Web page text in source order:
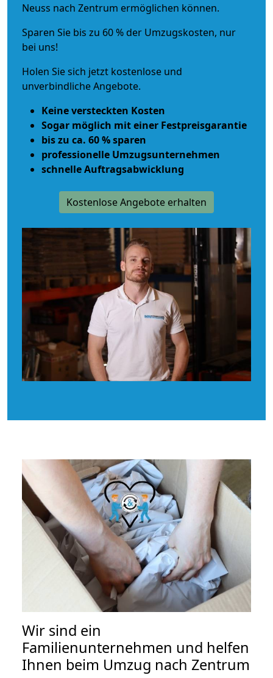
Neuss nach Zentrum ermöglichen können.
Sparen Sie bis zu 60 % der Umzugskosten, nur
bei uns!
Holen Sie sich jetzt kostenlose und
unverbindliche Angebote.
Keine versteckten Kosten
Sogar möglich mit einer Festpreisgarantie
bis zu ca. 60 % sparen
professionelle Umzugsunternehmen
schnelle Auftragsabwicklung
Kostenlose Angebote erhalten
Wir sind ein
Familienunternehmen und helfen
Ihnen beim Umzug nach Zentrum